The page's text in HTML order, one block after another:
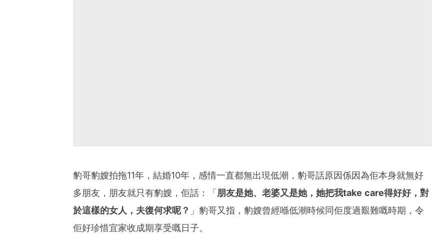
豹哥豹嫂拍拖11年，結婚10年，感情一直都無出現低潮，豹哥話原因係因為佢本身就無好
多朋友，朋友就只有豹嫂，佢話：「 朋友是她、老婆又是她，她把我take care得好好，對
於這樣的女人，夫復何求呢？ 」豹哥又指，豹嫂曾經喺低潮時候同佢度過艱難嘅時期，令
佢好珍惜宜家收成期享受嘅日子。